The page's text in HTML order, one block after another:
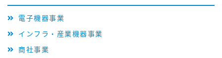
電子機器事業
インフラ・産業機器事業
商社事業